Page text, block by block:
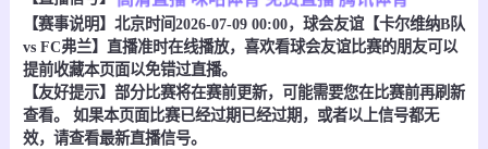
【赛事说明】北京时间2026-07-09 00:00，球会友谊【卡尔维纳B队
vs FC弗兰】直播准时在线播放，喜欢看球会友谊比赛的朋友可以
提前收藏本页面以免错过直播。
【友好提示】部分比赛将在赛前更新，可能需要您在比赛前再刷新
查看。 如果本页面比赛已经过期已经过期，或者以上信号都无
效，请查看最新直播信号。